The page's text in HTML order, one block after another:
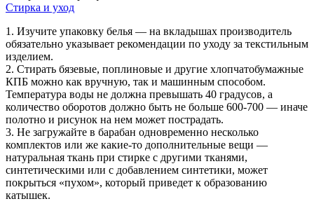
Стирка и уход
1. Изучите упаковку белья — на вкладышах производитель
обязательно указывает рекомендации по уходу за текстильным
изделием.
2. Стирать бязевые, поплиновые и другие хлопчатобумажные
КПБ можно как вручную, так и машинным способом.
Температура воды не должна превышать 40 градусов, а
количество оборотов должно быть не больше 600-700 — иначе
полотно и рисунок на нем может пострадать.
3. Не загружайте в барабан одновременно несколько
комплектов или же какие-то дополнительные вещи —
натуральная ткань при стирке с другими тканями,
синтетическими или с добавлением синтетики, может
покрыться «пухом», который приведет к образованию
катышек.